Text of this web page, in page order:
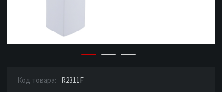
Код товара: R2311F